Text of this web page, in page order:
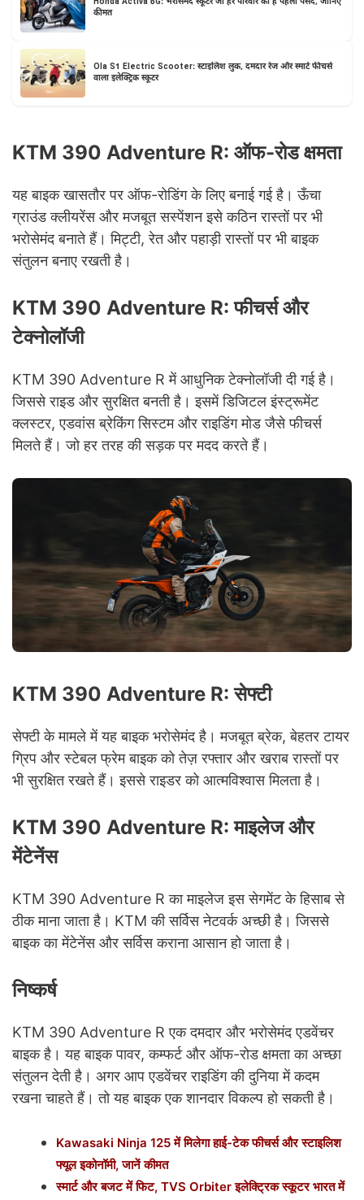
कीमत
Ola S1 Electric Scooter: स्टाइलिश लुक, दमदार रेंज और स्मार्ट फीचर्स
वाला इलेक्ट्रिक स्कूटर
KTM 390 Adventure R: ऑफ-रोड क्षमता
यह बाइक खासतौर पर ऑफ-रोडिंग के लिए बनाई गई है। ऊँचा
ग्राउंड क्लीयरेंस और मजबूत सस्पेंशन इसे कठिन रास्तों पर भी
भरोसेमंद बनाते हैं। मिट्टी, रेत और पहाड़ी रास्तों पर भी बाइक
संतुलन बनाए रखती है।
KTM 390 Adventure R: फीचर्स और
टेक्नोलॉजी
KTM 390 Adventure R में आधुनिक टेक्नोलॉजी दी गई है।
जिससे राइड और सुरक्षित बनती है। इसमें डिजिटल इंस्ट्रूमेंट
क्लस्टर, एडवांस ब्रेकिंग सिस्टम और राइडिंग मोड जैसे फीचर्स
मिलते हैं। जो हर तरह की सड़क पर मदद करते हैं।
KTM 390 Adventure R: सेफ्टी
सेफ्टी के मामले में यह बाइक भरोसेमंद है। मजबूत ब्रेक, बेहतर टायर
ग्रिप और स्टेबल फ्रेम बाइक को तेज़ रफ्तार और खराब रास्तों पर
भी सुरक्षित रखते हैं। इससे राइडर को आत्मविश्वास मिलता है।
KTM 390 Adventure R: माइलेज और
मेंटेनेंस
KTM 390 Adventure R का माइलेज इस सेगमेंट के हिसाब से
ठीक माना जाता है। KTM की सर्विस नेटवर्क अच्छी है। जिससे
बाइक का मेंटेनेंस और सर्विस कराना आसान हो जाता है।
निष्कर्ष
KTM 390 Adventure R एक दमदार और भरोसेमंद एडवेंचर
बाइक है। यह बाइक पावर, कम्फर्ट और ऑफ-रोड क्षमता का अच्छा
संतुलन देती है। अगर आप एडवेंचर राइडिंग की दुनिया में कदम
रखना चाहते हैं। तो यह बाइक एक शानदार विकल्प हो सकती है।
Kawasaki Ninja 125 में मिलेगा हाई-टेक फीचर्स और स्टाइलिश
फ्यूल इकोनॉमी, जानें कीमत
स्मार्ट और बजट में फिट, TVS Orbiter इलेक्ट्रिक स्कूटर भारत में